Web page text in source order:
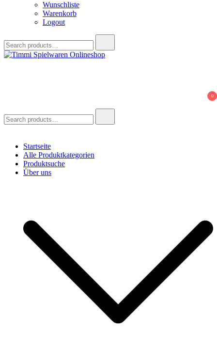
Wunschliste
Warenkorb
Logout
for:
0
for:
Startseite
Alle Produktkategorien
Produktsuche
Über uns